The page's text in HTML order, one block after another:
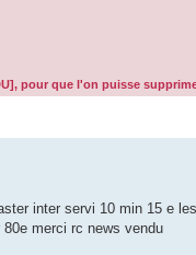
pour que l'on puisse
inter servi 10 min 15 e
merci rc news vendu